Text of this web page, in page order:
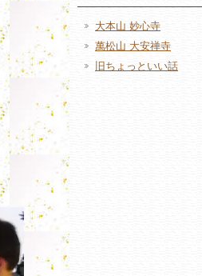
大本山 妙心寺
萬松山 大安禅寺
旧ちょっといい話